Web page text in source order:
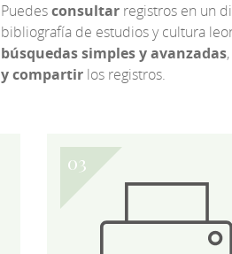
Puedesconsultarregistros en un
bibliografía de estudios y cultura
búsquedas simples y avanzadas
y compartirlos registros.